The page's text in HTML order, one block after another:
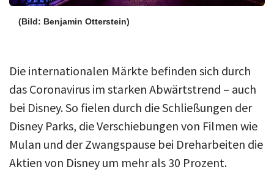
(Bild: Benjamin Otterstein)
Die internationalen Märkte befinden sich durch
das Coronavirus im starken Abwärtstrend – auch
bei Disney. So fielen durch die Schließungen der
Disney Parks, die Verschiebungen von Filmen wie
Mulan und der Zwangspause bei Dreharbeiten die
Aktien von Disney um mehr als 30 Prozent.